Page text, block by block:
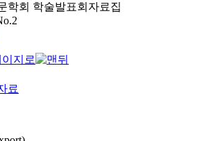
학회 학술발표회자료집
료